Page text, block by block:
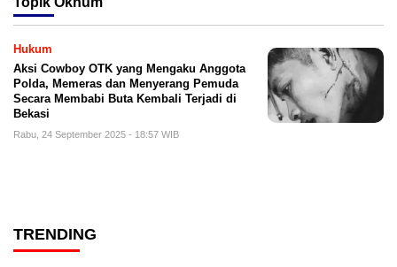
Hukum
Aksi Cowboy OTK yang Mengaku Anggota
Polda, Memeras dan Menyerang Pemuda
Secara Membabi Buta Kembali Terjadi di
Bekasi
Rabu, 24 September 2025 - 18:57 WIB
TRENDING